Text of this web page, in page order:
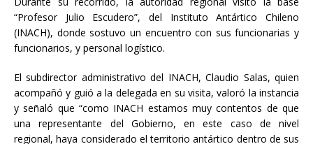
“Profesor Julio Escudero”, del Instituto Antártico Chileno
(INACH), donde sostuvo un encuentro con sus funcionarias y
funcionarios, y personal logístico.
El subdirector administrativo del INACH, Claudio Salas, quien
acompañó y guió a la delegada en su visita, valoró la instancia
y señaló que “como INACH estamos muy contentos de que
una representante del Gobierno, en este caso de nivel
regional, haya considerado el territorio antártico dentro de sus